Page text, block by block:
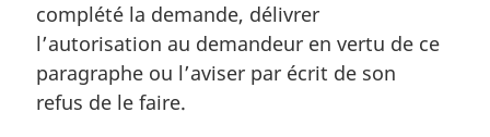
complété la demande, délivrer
l’autorisation au demandeur en vertu de ce
paragraphe ou l’aviser par écrit de son
refus de le faire.